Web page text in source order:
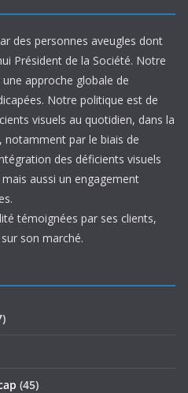
des personnes aveugles dont
Président de la Société. Notre
approche globale de
Notre politique est de
visuels au quotidien, dans la
notamment par le biais de
des déficients visuels
aussi un engagement
témoignées par ses clients,
son marché.
(45)